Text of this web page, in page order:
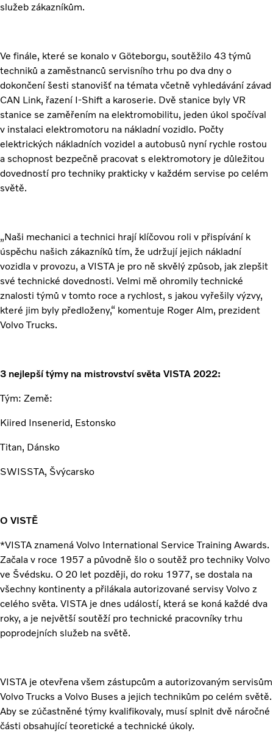
služeb zákazníkům.
Ve finále, které se konalo v Göteborgu, soutěžilo 43 týmů
techniků a zaměstnanců servisního trhu po dva dny o
dokončení šesti stanovišť na témata včetně vyhledávání závad
CAN Link, řazení I-Shift a karoserie. Dvě stanice byly VR
stanice se zaměřením na elektromobilitu, jeden úkol spočíval
v instalaci elektromotoru na nákladní vozidlo. Počty
elektrických nákladních vozidel a autobusů nyní rychle rostou
a schopnost bezpečně pracovat s elektromotory je důležitou
dovedností pro techniky prakticky v každém servise po celém
světě.
„Naši mechanici a technici hrají klíčovou roli v přispívání k
úspěchu našich zákazníků tím, že udržují jejich nákladní
vozidla v provozu, a VISTA je pro ně skvělý způsob, jak zlepšit
své technické dovednosti. Velmi mě ohromily technické
znalosti týmů v tomto roce a rychlost, s jakou vyřešily výzvy,
které jim byly předloženy,“ komentuje Roger Alm, prezident
Volvo Trucks.
3 nejlepší týmy na mistrovství světa VISTA 2022:
Tým: Země:
Kiired Insenerid, Estonsko
Titan, Dánsko
SWISSTA, Švýcarsko
O VISTĚ
*VISTA znamená Volvo International Service Training Awards.
Začala v roce 1957 a původně šlo o soutěž pro techniky Volvo
ve Švédsku. O 20 let později, do roku 1977, se dostala na
všechny kontinenty a přilákala autorizované servisy Volvo z
celého světa. VISTA je dnes událostí, která se koná každé dva
roky, a je největší soutěží pro technické pracovníky trhu
poprodejních služeb na světě.
VISTA je otevřena všem zástupcům a autorizovaným servisům
Volvo Trucks a Volvo Buses a jejich technikům po celém světě.
Aby se zúčastněné týmy kvalifikovaly, musí splnit dvě náročné
části obsahující teoretické a technické úkoly.